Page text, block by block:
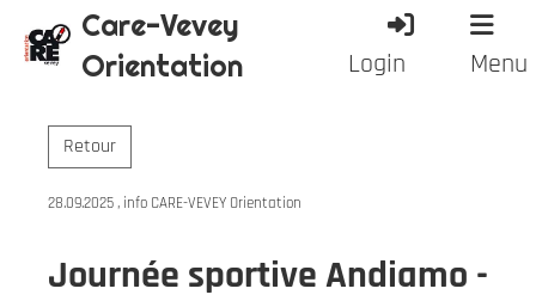
Care-Vevey
Orientation
Login Menu
Retour
28.09.2025, info CARE-VEVEY Orientation
Journée sportive Andiamo -